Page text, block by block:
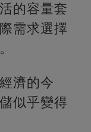
的容量套
需求選擇
濟的今
似乎變得